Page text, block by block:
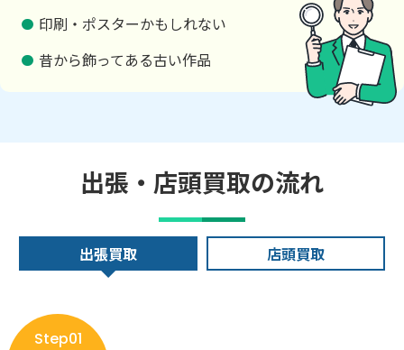
印刷・ポスターかもしれない
昔から飾ってある古い作品
出張・店頭買取の流れ
出張買取 店頭買取
Step01